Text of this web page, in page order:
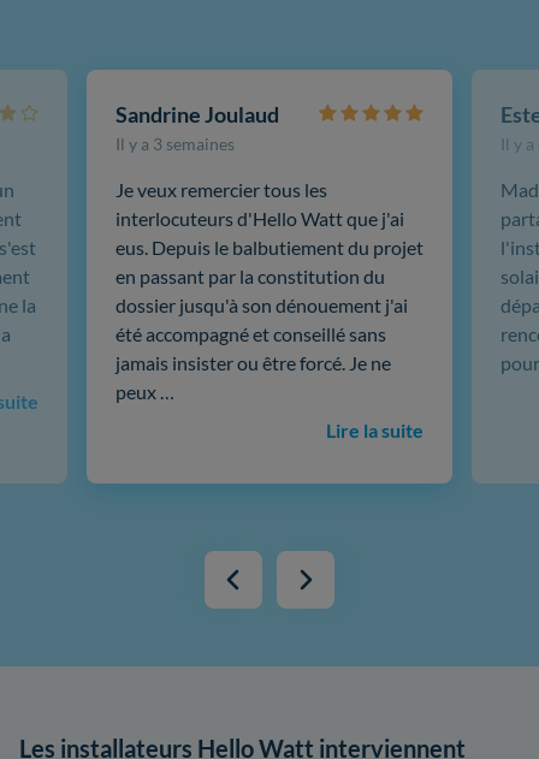
Sandrine Joulaud
Il y a 3 semaines
Je veux remercier tous les
interlocuteurs d'Hello Watt que j'ai
eus. Depuis le balbutiement du projet
en passant par la constitution du
dossier jusqu'à son dénouement j'ai
été accompagné et conseillé sans
jamais insister ou être forcé. Je ne
peux …
Lire la suite
Il y
la
Les installateurs Hello Watt interviennent